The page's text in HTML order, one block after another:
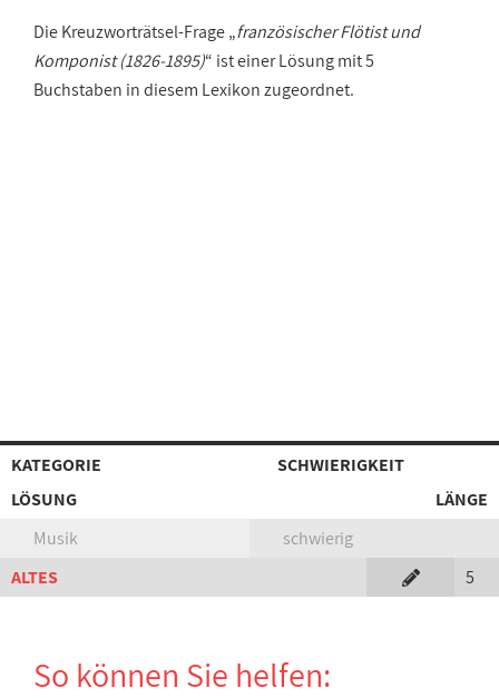
Die Kreuzworträtsel-Frage „französischer Flötist und
Komponist (1826-1895)“ ist einer Lösung mit 5
Buchstaben in diesem Lexikon zugeordnet.
KATEGORIE
SCHWIERIGKEIT
LÖSUNG
LÄNGE
Musik
schwierig
ALTES
5
So können Sie helfen: